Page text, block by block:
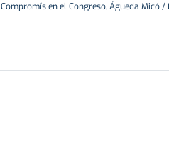
en el Congreso, Águeda Micó /